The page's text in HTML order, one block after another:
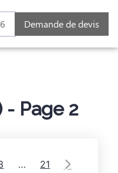
Demande de devis
- Page 2
… 21